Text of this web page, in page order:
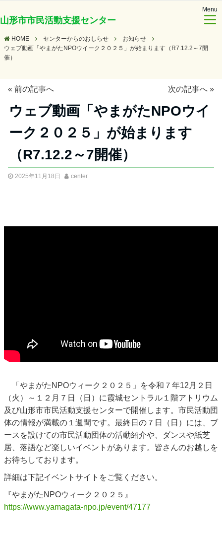
山形市市民活動支援センター
Menu
HOME センターからのおしらせ
お知らせ
ウェブ動画「やまがたNPOウイーク２０２５」が始まります（R7.12.2～7開
催）
« 前の記事へ 次の記事へ »
ウェブ動画「やまがたNPOウイ
ーク２０２５」が始まります
（R7.12.2～7開催）
2025年11月18日 center
「やまがたNPOウィーク２０２５」を令和７年12月２日
（火）～１２月７日（日）に霞城セントラル１階アトリウム
及び山形市市民活動支援センターで開催します。市民活動団
体の情報が満載の１週間です。最終日の７日（日）には、ブ
ースを設けての市民活動団体の活動紹介や、ダンスや紙芝
居、落語など楽しいイベントがあります。皆さんのお越しを
お待ちしております。
詳細は下記イベントサイトをご覧ください。
『やまがたNPOウィーク２０２５』
https://www.yamagata-npo.jp/event/47177